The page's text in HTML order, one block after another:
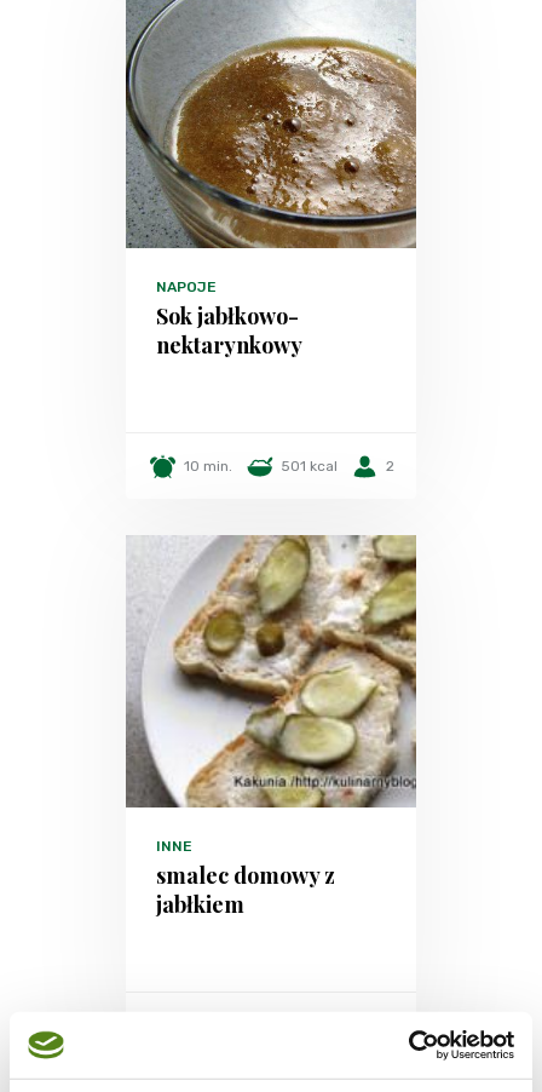
NAPOJE
Sok jabłkowo-
nektarynkowy
10 min. 501 kcal 2
INNE
smalec domowy z
jabłkiem